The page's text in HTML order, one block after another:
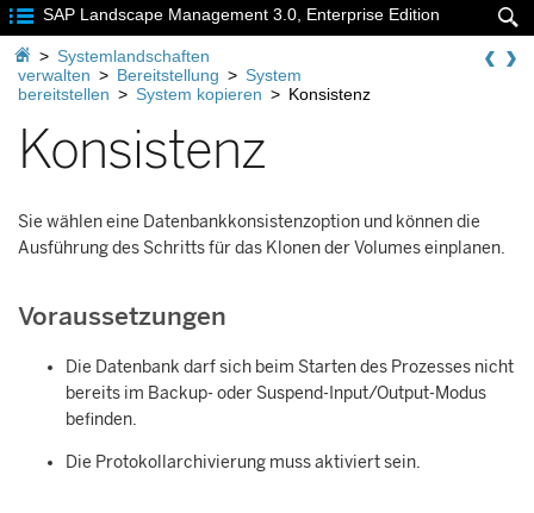

 SAP Landscape Management 3.0, Enterprise Edition
 > Systemlandschaften
verwalten > Bereitstellung > System
bereitstellen > System kopieren > Konsistenz
Konsistenz
Sie wählen eine Datenbankkonsistenzoption und können die
Ausführung des Schritts für das Klonen der Volumes einplanen.
Voraussetzungen
Die Datenbank darf sich beim Starten des Prozesses nicht
bereits im Backup- oder Suspend-Input/Output-Modus
befinden.
Die Protokollarchivierung muss aktiviert sein.